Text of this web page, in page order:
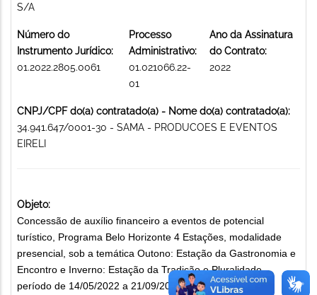
S/A
Número do
Instrumento Jurídico:
01.2022.2805.0061
Processo
Administrativo:
01.021066.22-
01
Ano da Assinatura
do Contrato:
2022
CNPJ/CPF do(a) contratado(a) - Nome do(a) contratado(a):
34.941.647/0001-30 - SAMA - PRODUCOES E EVENTOS
EIRELI
Objeto:
Concessão de auxílio financeiro a eventos de potencial
turístico, Programa Belo Horizonte 4 Estações, modalidade
presencial, sob a temática Outono: Estação da Gastronomia e
Encontro e Inverno: Estação da Tradição e Pluralidade,
período de 14/05/2022 a 21/09/2022. Contemplado: BH